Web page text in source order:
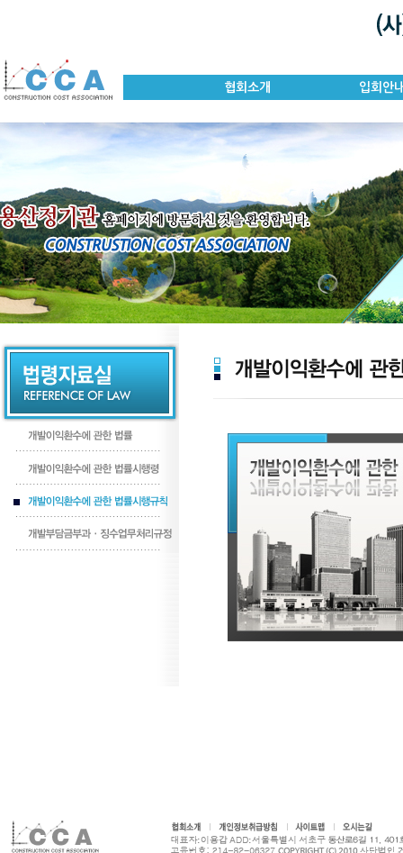
협회소개 입회안